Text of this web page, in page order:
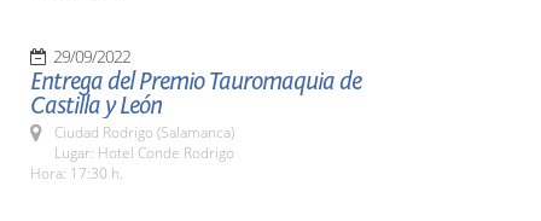
29/09/2022
Entrega del Premio Tauromaquia de
Castilla y León
Ciudad Rodrigo (Salamanca)
Lugar: Hotel Conde Rodrigo
Hora: 17:30 h.